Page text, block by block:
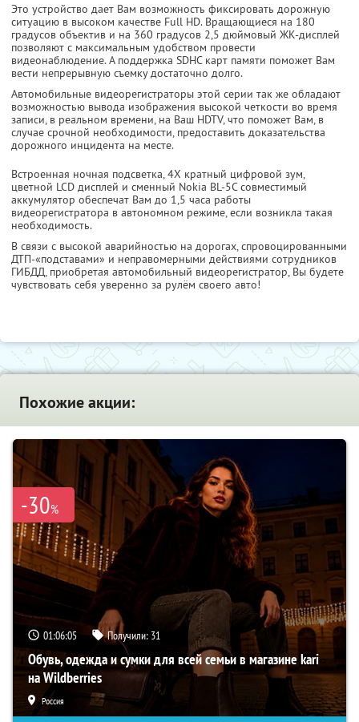
Это устройство дает Вам возможность фиксировать дорожную
ситуацию в высоком качестве Full HD. Вращающиеся на 180
градусов объектив и на 360 градусов 2,5 дюймовый ЖК-дисплей
позволяют с максимальным удобством провести
видеонаблюдение. А поддержка SDHC карт памяти поможет Вам
вести непрерывную съемку достаточно долго.
Автомобильные видеорегистраторы этой серии так же обладают
возможностью вывода изображения высокой четкости во время
записи, в реальном времени, на Ваш HDTV, что поможет Вам, в
случае срочной необходимости, предоставить доказательства
дорожного инцидента на месте.
Встроенная ночная подсветка, 4X кратный цифровой зум,
цветной LCD дисплей и сменный Nokia BL-5C совместимый
аккумулятор обеспечат Вам до 1,5 часа работы
видеорегистратора в автономном режиме, если возникла такая
необходимость.
В связи с высокой аварийностью на дорогах, спровоцированными
ДТП-«подставами» и неправомерными действиями сотрудников
ГИБДД, приобретая автомобильный видеорегистратор, Вы будете
чувствовать себя уверенно за рулём своего авто!
Похожие акции:
-30%
01:06:05 Получили: 31
Обувь, одежда и сумки для всей семьи в магазине kari
на Wildberries
Россия